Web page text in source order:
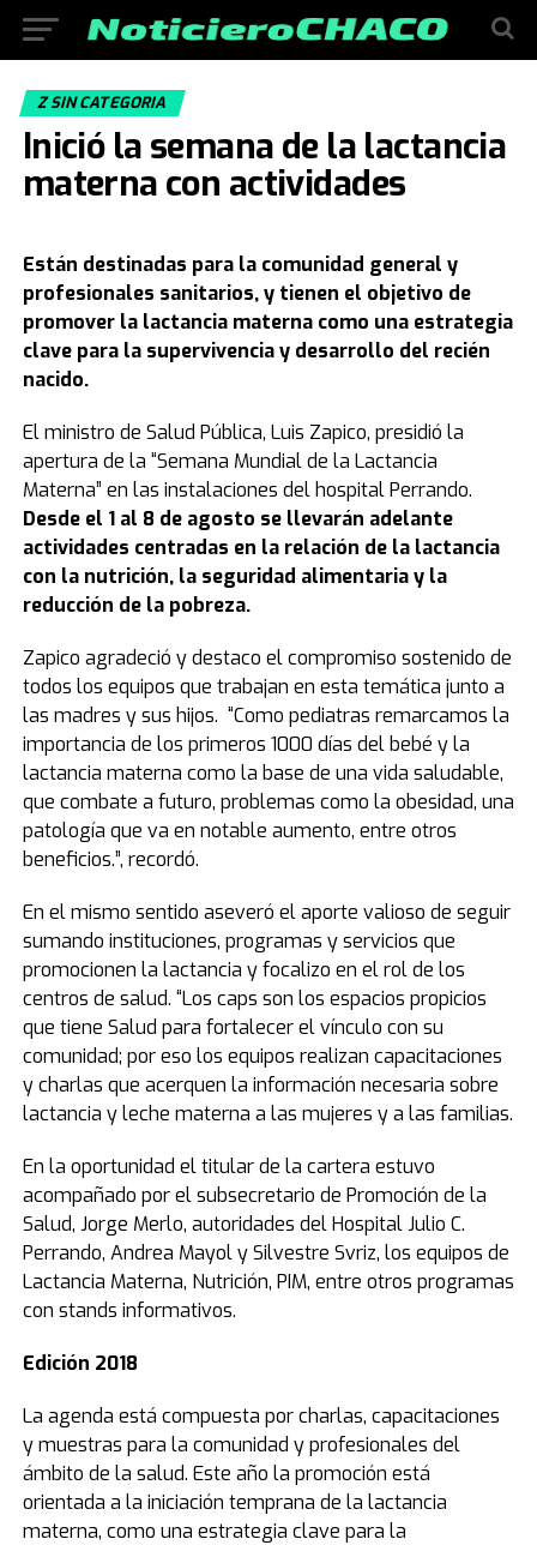
Z SIN CATEGORIA
Inició la semana de la lactancia
materna con actividades
Están destinadas para la comunidad general y
profesionales sanitarios, y tienen el objetivo de
promover la lactancia materna como una estrategia
clave para la supervivencia y desarrollo del recién
nacido.
El ministro de Salud Pública, Luis Zapico, presidió la
apertura de la “Semana Mundial de la Lactancia
Materna” en las instalaciones del hospital Perrando.
Desde el 1 al 8 de agosto se llevarán adelante
actividades centradas en la relación de la lactancia
con la nutrición, la seguridad alimentaria y la
reducción de la pobreza.
Zapico agradeció y destaco el compromiso sostenido de
todos los equipos que trabajan en esta temática junto a
las madres y sus hijos. “Como pediatras remarcamos la
importancia de los primeros 1000 días del bebé y la
lactancia materna como la base de una vida saludable,
que combate a futuro, problemas como la obesidad, una
patología que va en notable aumento, entre otros
beneficios.”, recordó.
En el mismo sentido aseveró el aporte valioso de seguir
sumando instituciones, programas y servicios que
promocionen la lactancia y focalizo en el rol de los
centros de salud. “Los caps son los espacios propicios
que tiene Salud para fortalecer el vínculo con su
comunidad; por eso los equipos realizan capacitaciones
y charlas que acerquen la información necesaria sobre
lactancia y leche materna a las mujeres y a las familias.
En la oportunidad el titular de la cartera estuvo
acompañado por el subsecretario de Promoción de la
Salud, Jorge Merlo, autoridades del Hospital Julio C.
Perrando, Andrea Mayol y Silvestre Svriz, los equipos de
Lactancia Materna, Nutrición, PIM, entre otros programas
con stands informativos.
Edición 2018
La agenda está compuesta por charlas, capacitaciones
y muestras para la comunidad y profesionales del
ámbito de la salud. Este año la promoción está
orientada a la iniciación temprana de la lactancia
materna, como una estrategia clave para la